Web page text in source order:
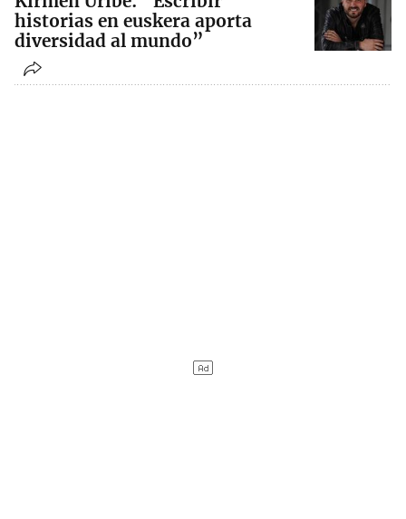
historias en euskera aporta
diversidad al mundo”